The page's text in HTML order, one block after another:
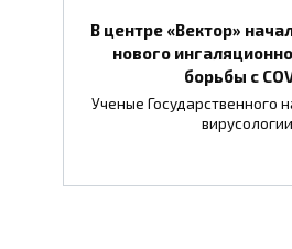
В центре «Вектор»
нового
борьбы с
Ученые Государственного
вирусологии